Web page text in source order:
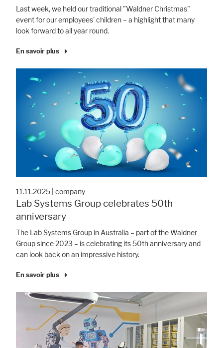
Last week, we held our traditional "Waldner Christmas"
event for our employees' children – a highlight that many
look forward to all year round.
En savoir plus
11.11.2025 company
Lab Systems Group celebrates 50th
anniversary
The Lab Systems Group in Australia – part of the Waldner
Group since 2023 – is celebrating its 50th anniversary and
can look back on an impressive history.
En savoir plus
Accepter tout Save
Avis juridique Politique de confidentialité